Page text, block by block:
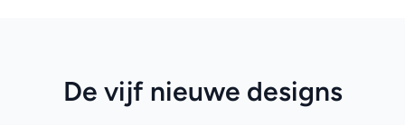
De vijf nieuwe designs